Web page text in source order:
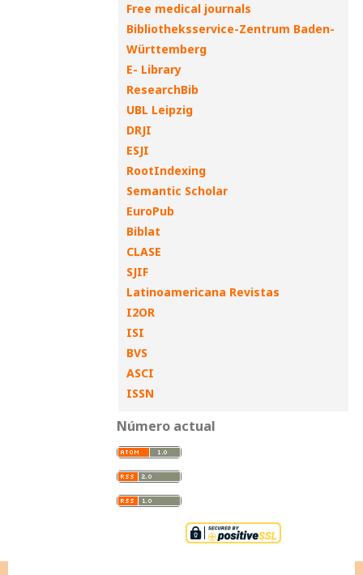
Free medical journals
Bibliotheksservice-Zentrum Baden-
Württemberg
E- Library
ResearchBib
UBL Leipzig
DRJI
ESJI
RootIndexing
Semantic Scholar
EuroPub
Biblat
CLASE
SJIF
Latinoamericana Revistas
I2OR
ISI
BVS
ASCI
ISSN
Número actual